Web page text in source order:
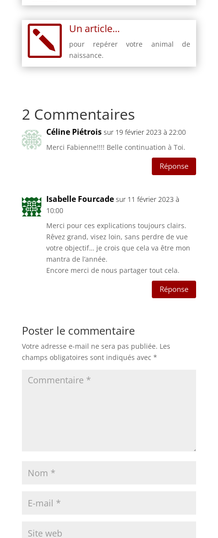
k Un article...
pour repérer votre animal de
naissance.
2 Commentaires
Céline Piétrois sur 19 février 2023 à 22:00
Merci Fabienne!!!! Belle continuation à Toi.
Réponse
Isabelle Fourcade sur 11 février 2023 à
10:00
Merci pour ces explications toujours clairs.
Rêvez grand, visez loin, sans perdre de vue
votre objectif… je crois que cela va être mon
mantra de l’année.
Encore merci de nous partager tout cela.
Réponse
Poster le commentaire
Votre adresse e-mail ne sera pas publiée. Les
champs obligatoires sont indiqués avec *